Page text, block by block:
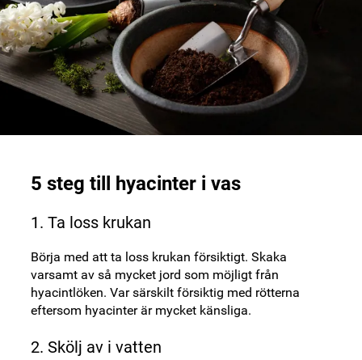
5 steg till hyacinter i vas
1. Ta loss krukan
Börja med att ta loss krukan försiktigt. Skaka
varsamt av så mycket jord som möjligt från
hyacintlöken. Var särskilt försiktig med rötterna
eftersom hyacinter är mycket känsliga.
2. Skölj av i vatten